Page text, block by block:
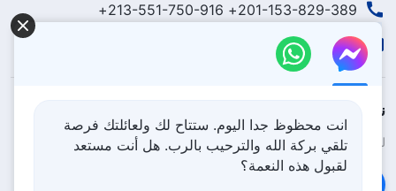
201-153-829-389+ 213-551-750-916+
contact.ar@godfootsteps.org
نزل ملكوت الله.
لقد نزلت المملكة بالفعل إلى الأرض! هل تريد دخوله؟ اعرف المزيد
انت محظوظ جدا اليوم. ستتاح لك ولعائلتك فرصة
تلقي بركة الله والترحيب بالرب. هل أنت مستعد
لقبول هذه النعمة؟